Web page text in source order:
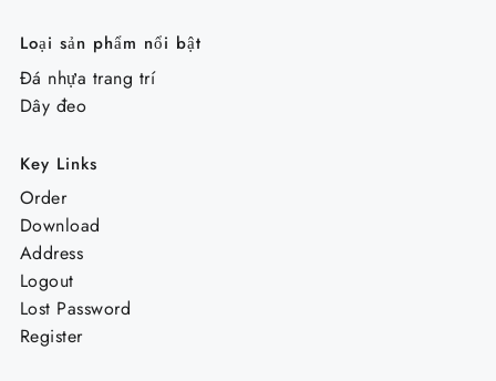
Loại sản phẩm nổi bật
Đá nhựa trang trí
Dây đeo
Key Links
Order
Download
Address
Logout
Lost Password
Register